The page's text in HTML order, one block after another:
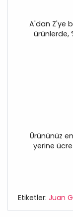
A'dan Z'ye
ürünlerde,
Ürününüz
yerine
Etiketler: Juan